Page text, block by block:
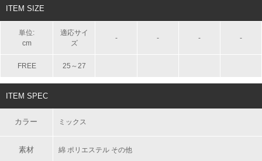
ITEM SIZE
単位:
cm
適応サイ
ズ
- - - -
FREE 25～27
ITEM SPEC
カラー ミックス
素材 綿 ポリエステル その他